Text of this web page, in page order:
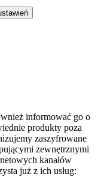
informować go o
produkty poza
zaszyfrowane
zewnętrznymi
kanałów
już z ich usług: